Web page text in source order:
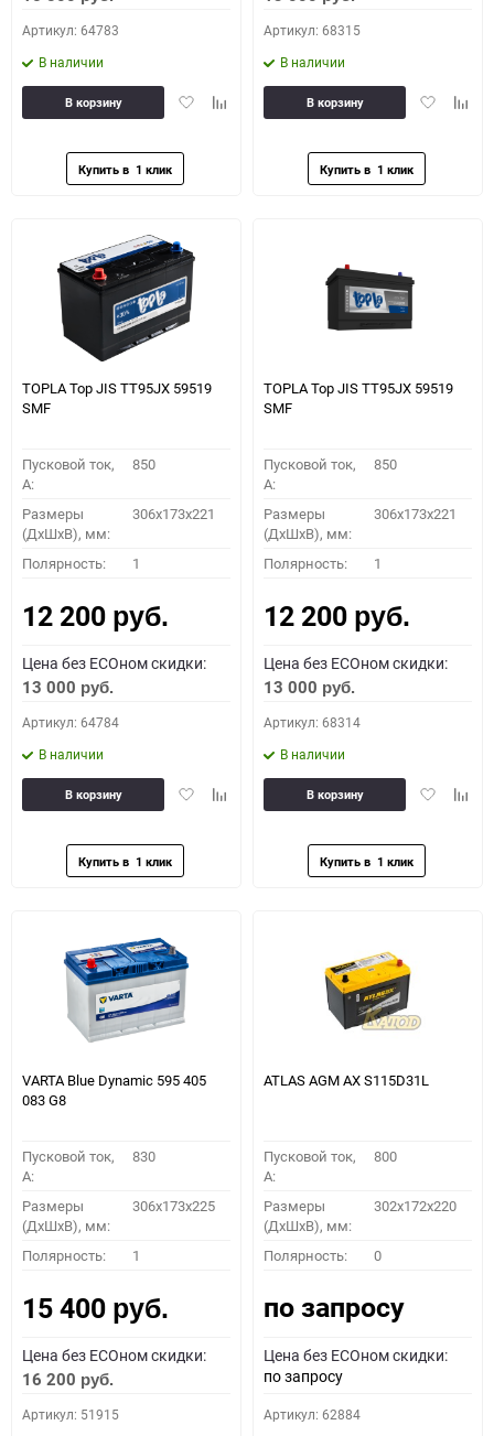
Артикул: 64783
В наличии
ДобавитьДобавить
В корзину
Артикул: 68315
В наличии
Добавить
В корзину
TOPLA Top JIS TT95JX 59519
SMF
Пусковой ток,
A:
850
Размеры
(ДхШхВ), мм:
306x173x221
Полярность: 1
12 200 руб.
Цена без ECOном скидки:
13 000 руб.
Артикул: 64784
В наличии
ДобавитьДобавить
В корзину
TOPLA Top JIS TT95JX 59519
SMF
Пусковой ток,
A:
850
Размеры
(ДхШхВ), мм:
306x173x221
Полярность: 1
12 200 руб.
Цена без ECOном скидки:
13 000 руб.
Артикул: 68314
В наличии
Добавить
В корзину
VARTA Blue Dynamic 595 405
083 G8
Пусковой ток,
A:
830
Размеры
(ДхШхВ), мм:
306x173x225
Полярность: 1
15 400 руб.
Цена без ECOном скидки:
16 200 руб.
Артикул: 51915
ATLAS AGM AX S115D31L
Пусковой ток,
A:
800
Размеры
(ДхШхВ), мм:
302x172x220
Полярность: 0
по запросу
Цена без ECOном скидки:
по запросу
Артикул: 62884